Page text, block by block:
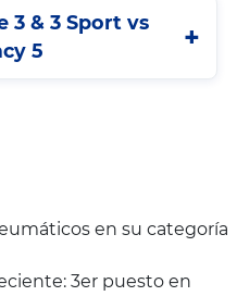
3 & 3 Sport vs
5
en su categoría
3er puesto en